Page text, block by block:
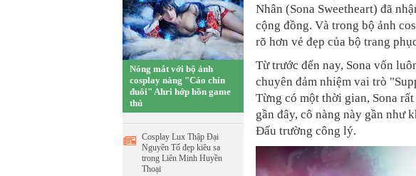
Nóng mắt với bộ ảnh
cosplay nàng "Cáo chín
đuôi" Ahri hớp hồn game
thủ
Cosplay Lux Thập Đại
Nguyên Tố đẹp kiêu sa
trong Liên Minh Huyền
Thoại
Nhân (Sona Sweetheart) đã
cộng đồng. Và trong bộ ảnh
rõ hơn vẻ đẹp của bộ trang
Từ trước đến nay, Sona vốn
chuyên đảm nhiệm vai trò
Từng có một thời gian, Sona
gần đây, cô nàng này gần như
Đấu trường công lý.